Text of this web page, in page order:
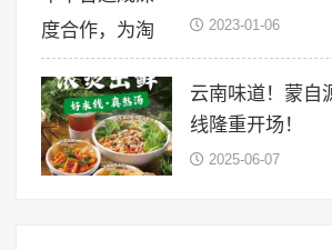
流服务
2023-01-06
云南味道！蒙自
线隆重开场！
2025-06-07